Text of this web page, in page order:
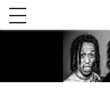
toggle navigation